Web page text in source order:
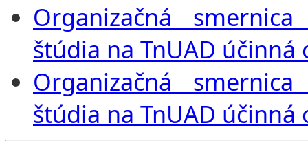
Organizačná
štúdia na TnUAD účinná
Organizačná
štúdia na TnUAD účinná